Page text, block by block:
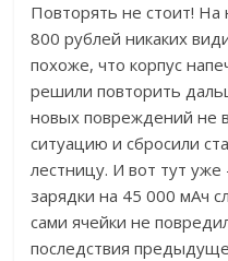
Повторять не стоит!
800 рублей никаких
похоже, что корпус
решили повторить
новых повреждений не
ситуацию и сбросили
лестницу. И вот тут
зарядки на 45 000 мАч
сами ячейки не
последствия